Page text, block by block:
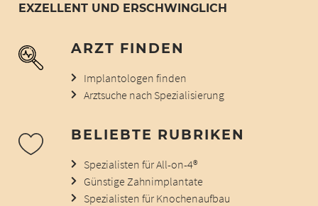
EXZELLENT UND ERSCHWINGLICH
ARZT FINDEN
Implantologen finden
Arztsuche nach Spezialisierung
BELIEBTE RUBRIKEN
Spezialisten für All-on-4®
Günstige Zahnimplantate
Spezialisten für Knochenaufbau